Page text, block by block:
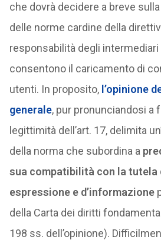
che dovrà decidere a breve
delle norme cardine della
responsabilità degli
consentono il caricamento di
utenti. In proposito, l’opinione
generale, pur pronunciandosi a
legittimità dell’art. 17, delimita
della norma che subordina a
sua compatibilità con la tutela
espressione e d’informazione
della Carta dei diritti
198 ss. dell’opinione).